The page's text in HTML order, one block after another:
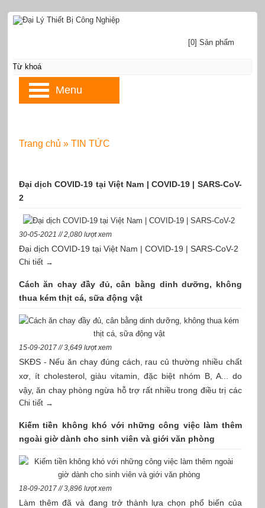
Đại dịch COVID-19 tại Việt Nam | COVID-19 | SARS-CoV-
2
30-05-2021 // 2,080 lượt xem
Đại dịch COVID-19 tại Việt Nam | COVID-19 | SARS-CoV-2
Chi tiết →
Cách ăn chay đầy đủ, cân bằng dinh dưỡng, không
thua kém thịt cá, sữa động vật
15-09-2017 // 3,649 lượt xem
SKĐS - Nếu ăn chay đúng cách, rau củ thường nhiều chất
xơ, ít cholesterol, giàu vitamin, đặc biệt nhóm B, A... do
vậy, ăn chay phòng ngừa hỗ trợ rất nhiều trong điều trị các
bệnh lý mạn tính liên quan đến ăn uống như: béo phì, cao
loãng xương... Tuy nhiên, không phải ai cũng hiểu được
dưỡng. Trên thực tế, đa số mọi người có chế độ ăn chay
Chi tiết →
Kiếm tiền không khó với những công việc làm thêm
ngoài giờ dành cho sinh viên và giới văn phòng
18-09-2017 // 3,896 lượt xem
Làm thêm đã và đang trở thành lựa chọn phổ biến của
Trang chủ » TIN TỨC
[0] Sản phẩm
Menu